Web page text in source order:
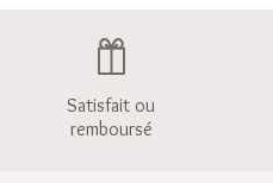
Satisfait ou
remboursé